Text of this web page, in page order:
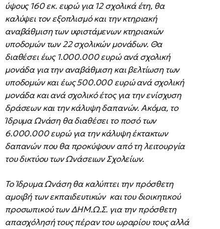
ύψους 160 εκ. ευρώ για 12 σχολικά έτη, θα
καλύψει τον εξοπλισμό και την κτηριακή
αναβάθμιση των υφιστάμενων κτηριακών
υποδομών των 22 σχολικών μονάδων. Θα
διαθέσει έως 1.000.000 ευρώ ανά σχολική
μονάδα για την αναβάθμιση και βελτίωση των
υποδομών και έως 500.000 ευρώ ανά σχολική
μονάδα και ανά σχολικό έτος για την ενίσχυση
δράσεων και την κάλυψη δαπανών. Ακόμα, το
Ίδρυμα Ωνάση θα διαθέσει το ποσό των
6.000.000 ευρώ για την κάλυψη έκτακτων
δαπανών που θα προκύψουν από τη λειτουργία
του δικτύου των Ωνάσειων Σχολείων.
Το Ίδρυμα Ωνάση θα καλύπτει την πρόσθετη
αμοιβή των εκπαιδευτικών και του διοικητικού
προσωπικού των ΔΗΜ.Ω.Σ. για την πρόσθετη
απασχόλησή τους πέραν του ωραρίου τους αλλά